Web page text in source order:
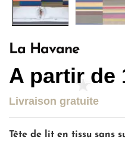
La Havane
A partir de
Livraison gratuite
Tête de lit en tissu sans